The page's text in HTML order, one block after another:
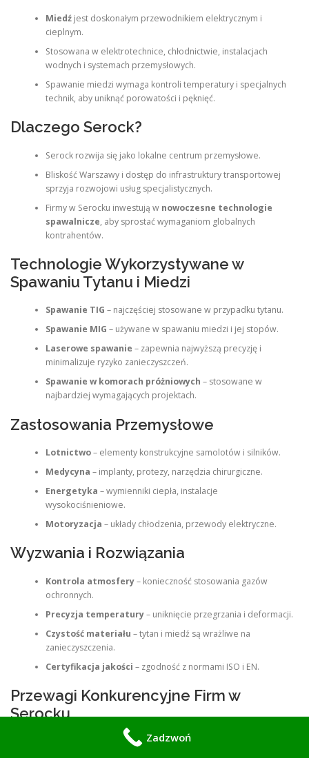
Miedźjest doskonałym przewodnikiem elektrycznym i
cieplnym.
Stosowana w elektrotechnice, chłodnictwie, instalacjach
wodnych i systemach przemysłowych.
Spawanie miedzi wymaga kontroli temperatury i specjalnych
technik, aby uniknąć porowatości i pęknięć.
Dlaczego Serock?
Serock rozwija się jako lokalne centrum przemysłowe.
Bliskość Warszawy i dostęp do infrastruktury transportowej
sprzyja rozwojowi usług specjalistycznych.
Firmy w Serocku inwestują w nowoczesne technologie
spawalnicze, aby sprostać wymaganiom globalnych
kontrahentów.
Technologie Wykorzystywane w
Spawaniu Tytanu i Miedzi
Spawanie TIG – najczęściej stosowane w przypadku tytanu.
Spawanie MIG – używane w spawaniu miedzi i jej stopów.
Laserowe spawanie – zapewnia najwyższą precyzję i
minimalizuje ryzyko zanieczyszczeń.
Spawanie w komorach próżniowych – stosowane w
najbardziej wymagających projektach.
Zastosowania Przemysłowe
Lotnictwo– elementy konstrukcyjne samolotów i silników.
Medycyna – implanty, protezy, narzędzia chirurgiczne.
Energetyka – wymienniki ciepła, instalacje
wysokociśnieniowe.
Motoryzacja – układy chłodzenia, przewody elektryczne.
Wyzwania i Rozwiązania
Kontrola atmosfery– konieczność stosowania gazów
ochronnych.
Precyzja temperatury– uniknięcie przegrzania i deformacji.
Czystość materiału – tytan i miedź są wrażliwe na
zanieczyszczenia.
Certyfikacja jakości – zgodność z normami ISO i EN.
Przewagi Konkurencyjne Firm w
Serocku
Wykwalifikowana kadra inżynierska.
Zadzwoń